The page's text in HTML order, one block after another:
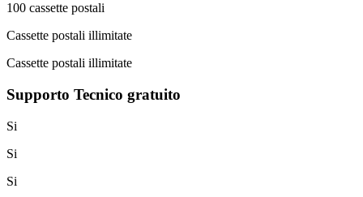
100 cassette postali
Cassette postali illimitate
Cassette postali illimitate
Supporto Tecnico gratuito
Si
Si
Si